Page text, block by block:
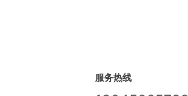
服务热线